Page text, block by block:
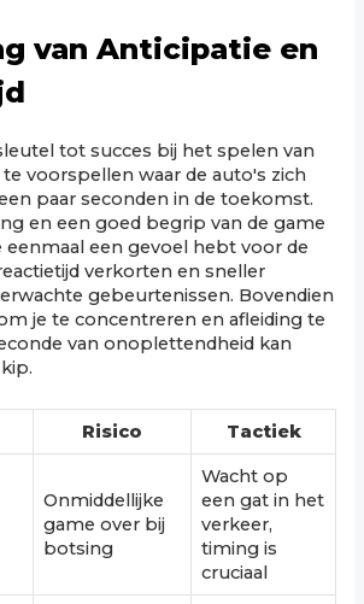
van Anticipatie en
tot succes bij het spelen van
voorspellen waar de auto's zich
paar seconden in de toekomst.
en een goed begrip van de game
eenmaal een gevoel hebt voor de
verkorten en sneller
gebeurtenissen. Bovendien
je te concentreren en afleiding te
van onoplettendheid kan
Risico Tactiek
Onmiddellijke
game over bij
botsing
Wacht op
een gat in het
verkeer,
timing is
cruciaal